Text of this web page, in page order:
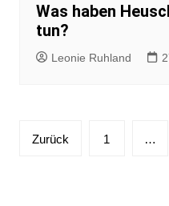
Was haben
tun?
Leonie Ruhland
Zurück 1 …